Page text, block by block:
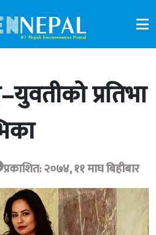
प्रतिभा
प्रकाशित: २०७४, ११ माघ बिहीबार